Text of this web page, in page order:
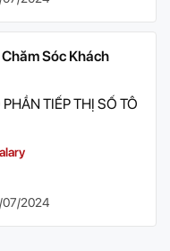
Sóc Khách
TIẾP THỊ SỐ TÔ
07/2024